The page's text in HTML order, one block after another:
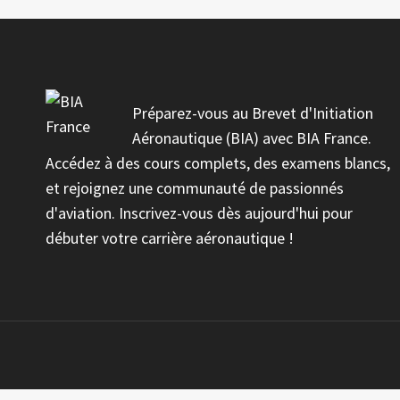
Préparez-vous au Brevet d'Initiation
Aéronautique (BIA) avec BIA France.
Accédez à des cours complets, des examens blancs,
et rejoignez une communauté de passionnés
d'aviation. Inscrivez-vous dès aujourd'hui pour
débuter votre carrière aéronautique !